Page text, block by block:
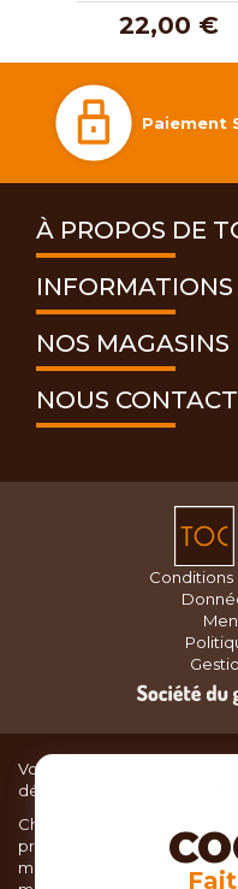
22,00 €
Paiement
À PROPOS DE
INFORMATIONS
NOS MAGASINS
NOUS
Vous recherchez du
délicieux plats ou des
Chez TOC, boutique
proposons une large
marques de matériel de